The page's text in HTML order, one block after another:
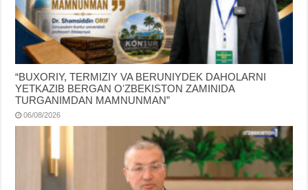
“BUXORIY, TERMIZIY VA BERUNIYDEK DAHOLARNI
YETKAZIB BERGAN OʻZBEKISTON ZAMINIDA
TURGANIMDAN MAMNUNMAN”
06/08/2026